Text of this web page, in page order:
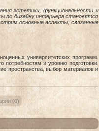
эстетики, функциональности и
по дизайну интерьера становятся
основные аспекты, связанные
университетских программ.
и уровню подготовки.
пространства, выбор материалов и
(0)